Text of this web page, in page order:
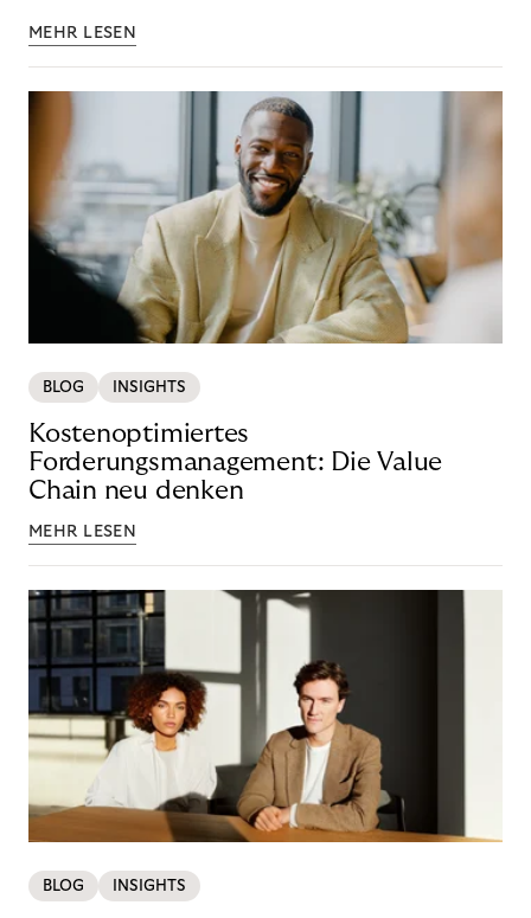
MEHR LESEN
BLOG INSIGHTS
Kostenoptimiertes
Forderungsmanagement: Die Value
Chain neu denken
MEHR LESEN
BLOG INSIGHTS